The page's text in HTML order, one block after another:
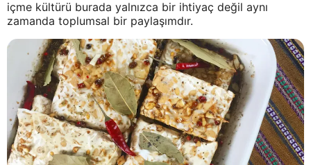
içme kültürü burada yalnızca bir ihtiyaç değil aynı
zamanda toplumsal bir paylaşımdır.